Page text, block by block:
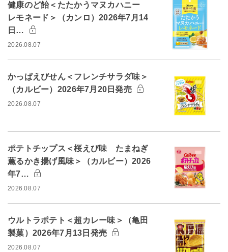
健康のど飴＜たたかうマヌカハニー
レモネード＞（カンロ）2026年7月14
日…
2026.08.07
かっぱえびせん＜フレンチサラダ味＞
（カルビー）2026年7月20日発売
2026.08.07
ポテトチップス＜桜えび味 たまねぎ
薫るかき揚げ風味＞（カルビー）2026
年7…
2026.08.07
ウルトラポテト＜超カレー味＞（亀田
製菓）2026年7月13日発売
2026.08.07